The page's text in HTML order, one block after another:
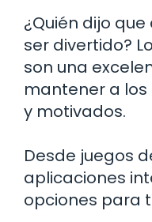
¿Quién dijo
ser divertido?
son una
mantener a
y motivados.
Desde juegos
aplicaciones
opciones para